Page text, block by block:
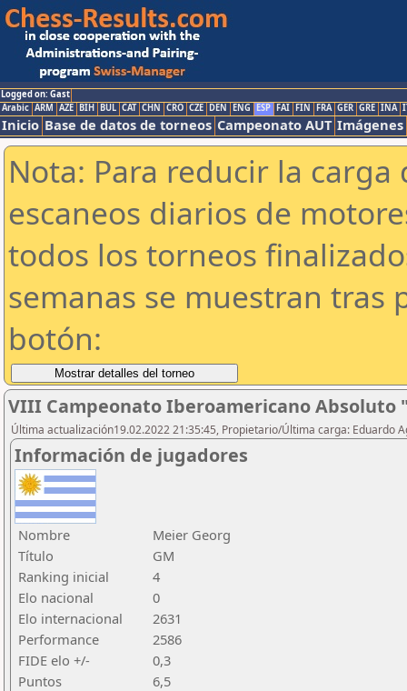
Logged on: Gast
Arabic ARM AZE BIH BUL CAT CHN CRO CZE DEN ENG ESP FAI FIN FRA GER GRE INA
Inicio Base de datos de torneos Campeonato AUT Imágenes
Nota: Para reducir la
escaneos diarios de
todos los torneos
semanas se muestran tras
botón:
VIII Campeonato Iberoamericano Absoluto
Última actualización19.02.2022 21:35:45, Propietario/Última carga: Eduardo
Información de jugadores
Nombre
Meier Georg
Título
GM
Ranking inicial
4
Elo nacional
0
Elo internacional
2631
Performance
2586
FIDE elo +/-
0,3
Puntos
6,5